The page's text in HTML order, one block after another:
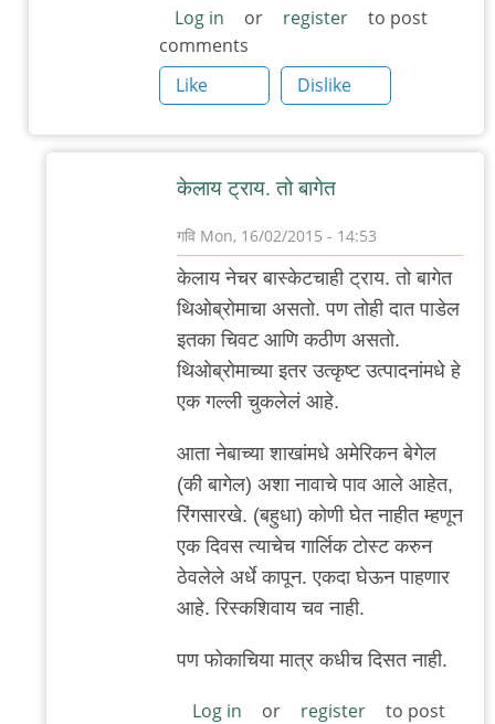
वेगवेगळे
आंतरराष्ट्रीय
ब्रेड
by
गवि
Log in or register
to post
comments
Like
Dislike
केलाय ट्राय. तो बागेत
गवि Mon, 16/02/2015 - 14:53
In
reply
बागेत
सुनील
केलाय नेचर बास्केटचाही ट्राय. तो बागेत
थिओब्रोमाचा असतो. पण तोही दात पाडेल
इतका चिवट आणि कठीण असतो.
थिओब्रोमाच्या इतर उत्कृष्ट उत्पादनांमधे हे
एक गल्ली चुकलेलं आहे.
आता नेबाच्या शाखांमधे अमेरिकन बेगेल
(की बागेल) अशा नावाचे पाव आले आहेत,
रिंगसारखे. (बहुधा) कोणी घेत नाहीत म्हणून
एक दिवस त्याचेच गार्लिक टोस्ट करुन
ठेवलेले अर्धे कापून. एकदा घेऊन पाहणार
आहे. रिस्कशिवाय चव नाही.
पण फोकाचिया मात्र कधीच दिसत नाही.
Log in or register
to post